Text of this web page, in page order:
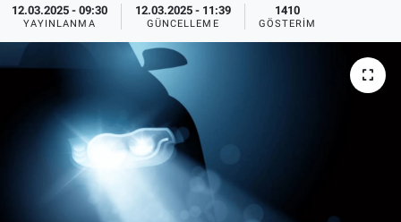
12.03.2025 - 09:30
YAYINLANMA
12.03.2025 - 11:39
GÜNCELLEME
1410
GÖSTERIM
Eğitim
Ekonomi
Forum
Gerçeğin İzinde